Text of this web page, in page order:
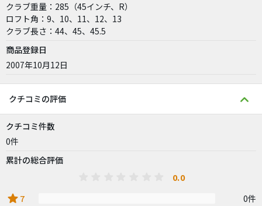
クラブ重量：285（45インチ、R）
ロフト角：9、10、11、12、13
クラブ長さ：44、45、45.5
商品登録日
2007年10月12日
クチコミの評価
クチコミ件数
0件
累計の総合評価
0.0
star 7 0件